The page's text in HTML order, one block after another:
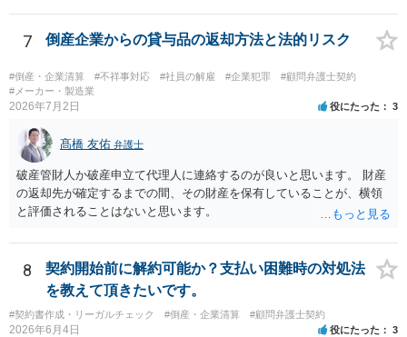
7 倒産企業からの貸与品の返却方法と法的リスク
#倒産・企業清算 #不祥事対応 #社員の解雇 #企業犯罪
#顧問弁護士契約
#メーカー・製造業
2026年7月2日 役にたった 3
髙橋 友佑 弁護士
破産管財人か破産申立て代理人に連絡するのが良いと思います。 財産
の返却先が確定するまでの間、その財産を保有していることが、横領
と評価されることはないと思います。
8
契約開始前に解約可能か？支払い困難時の対処法
を教えて頂きたいです。
#契約書作成・リーガルチェック #倒産・企業清算 #顧問弁護士契約
2026年6月4日 役にたった 3